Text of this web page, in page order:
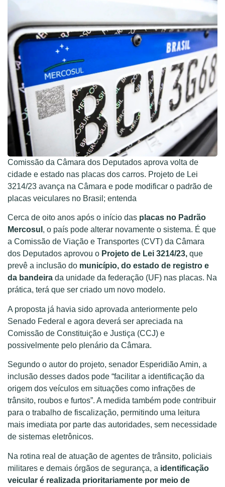
Comissão da Câmara dos Deputados aprova volta de
cidade e estado nas placas dos carros. Projeto de Lei
3214/23 avança na Câmara e pode modificar o padrão de
placas veiculares no Brasil; entenda
Cerca de oito anos após o início das placas no Padrão
Mercosul , o país pode alterar novamente o sistema. É que
a Comissão de Viação e Transportes (CVT) da Câmara
dos Deputados aprovou o Projeto de Lei 3214/23, que
prevê a inclusão do município, do estado de registro e
da bandeira da unidade da federação (UF) nas placas. Na
prática, terá que ser criado um novo modelo.
A proposta já havia sido aprovada anteriormente pelo
Senado Federal e agora deverá ser apreciada na
Comissão de Constituição e Justiça (CCJ) e
possivelmente pelo plenário da Câmara.
Segundo o autor do projeto, senador Esperidião Amin, a
inclusão desses dados pode “facilitar a identificação da
origem dos veículos em situações como infrações de
trânsito, roubos e furtos”. A medida também pode contribuir
para o trabalho de fiscalização, permitindo uma leitura
mais imediata por parte das autoridades, sem necessidade
de sistemas eletrônicos.
Na rotina real de atuação de agentes de trânsito, policiais
militares e demais órgãos de segurança, a identificação
veicular é realizada prioritariamente por meio de